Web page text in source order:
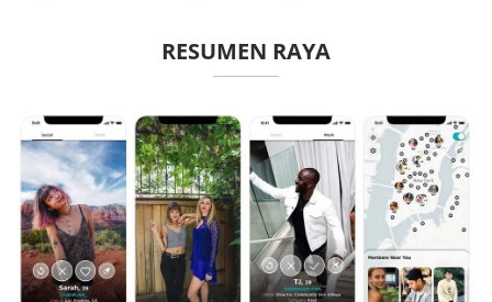
RESUMEN RAYA